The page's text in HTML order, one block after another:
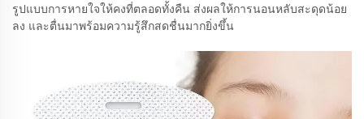
รูปแบบการหายใจให้คงที่ตลอดทั้งคืน ส่งผลให้การนอนหลับสะดุดน้อย
ลง และตื่นมาพร้อมความรู้สึกสดชื่นมากยิ่งขึ้น